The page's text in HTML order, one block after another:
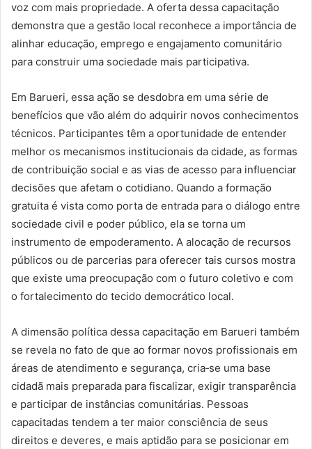
voz com mais propriedade. A oferta dessa capacitação
demonstra que a gestão local reconhece a importância de
alinhar educação, emprego e engajamento comunitário
para construir uma sociedade mais participativa.
Em Barueri, essa ação se desdobra em uma série de
benefícios que vão além do adquirir novos conhecimentos
técnicos. Participantes têm a oportunidade de entender
melhor os mecanismos institucionais da cidade, as formas
de contribuição social e as vias de acesso para influenciar
decisões que afetam o cotidiano. Quando a formação
gratuita é vista como porta de entrada para o diálogo entre
sociedade civil e poder público, ela se torna um
instrumento de empoderamento. A alocação de recursos
públicos ou de parcerias para oferecer tais cursos mostra
que existe uma preocupação com o futuro coletivo e com
o fortalecimento do tecido democrático local.
A dimensão política dessa capacitação em Barueri também
se revela no fato de que ao formar novos profissionais em
áreas de atendimento e segurança, cria‑se uma base
cidadã mais preparada para fiscalizar, exigir transparência
e participar de instâncias comunitárias. Pessoas
capacitadas tendem a ter maior consciência de seus
direitos e deveres, e mais aptidão para se posicionar em